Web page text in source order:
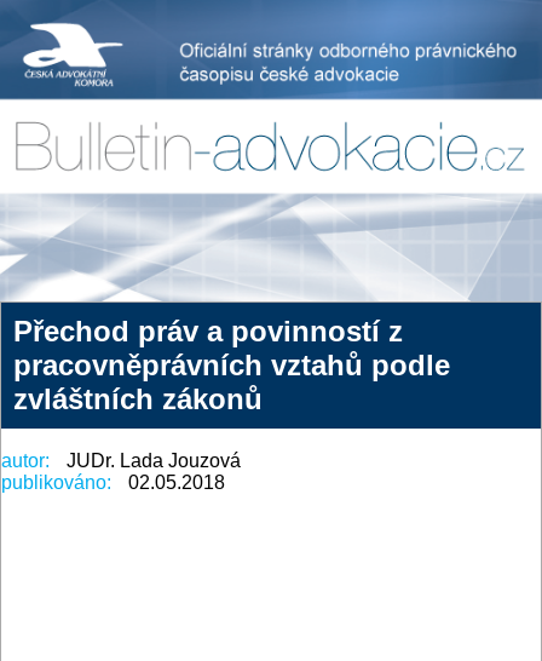
Přechod práv a povinností z
pracovněprávních vztahů podle
zvláštních zákonů
autor:
JUDr. Lada Jouzová
publikováno:
02.05.2018